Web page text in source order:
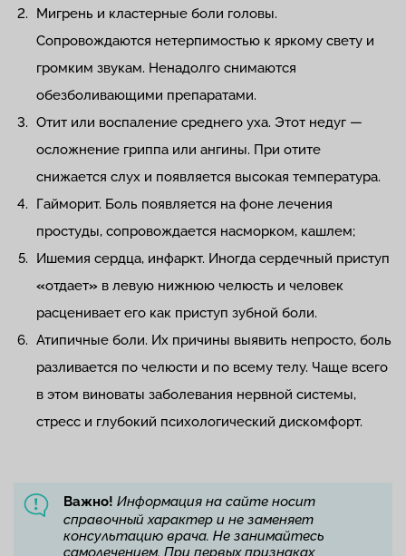
Мигрень и кластерные боли головы.
Сопровождаются нетерпимостью к яркому свету и
громким звукам. Ненадолго снимаются
обезболивающими препаратами.
Отит или воспаление среднего уха. Этот недуг —
осложнение гриппа или ангины. При отите
снижается слух и появляется высокая температура.
Гайморит. Боль появляется на фоне лечения
простуды, сопровождается насморком, кашлем;
Ишемия сердца, инфаркт. Иногда сердечный приступ
«отдает» в левую нижнюю челюсть и человек
расценивает его как приступ зубной боли.
Атипичные боли. Их причины выявить непросто, боль
разливается по челюсти и по всему телу. Чаще всего
в этом виноваты заболевания нервной системы,
стресс и глубокий психологический дискомфорт.
Важно! Информация на сайте носит
справочный характер и не заменяет
консультацию врача. Не занимайтесь
самолечением. При первых признаках